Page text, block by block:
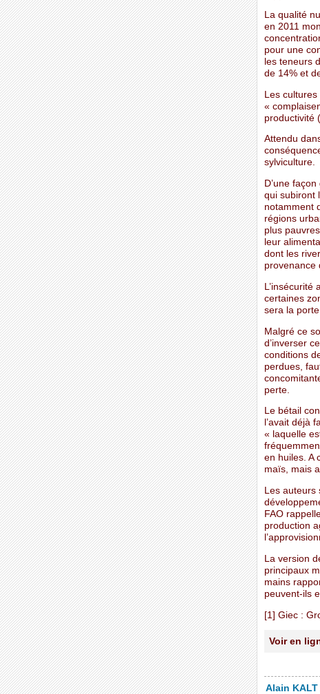
La qualité
en 2011
pour une
les teneurs
de 14% et
Les
«
productivité
Attendu
sylviculture.
D’une
qui subiront
notamment
régions
plus
leur
dont les
provenance
certaines
sera la
Malgré ce
d’inverser
conditions
perdues,
perte.
Le bétail
l’avait déjà
« laquelle
en huiles. A
maïs, mais
Les auteurs
FAO
production
La version
principaux
mains
peuvent-ils
[1] Giec :
Voir en
Alain